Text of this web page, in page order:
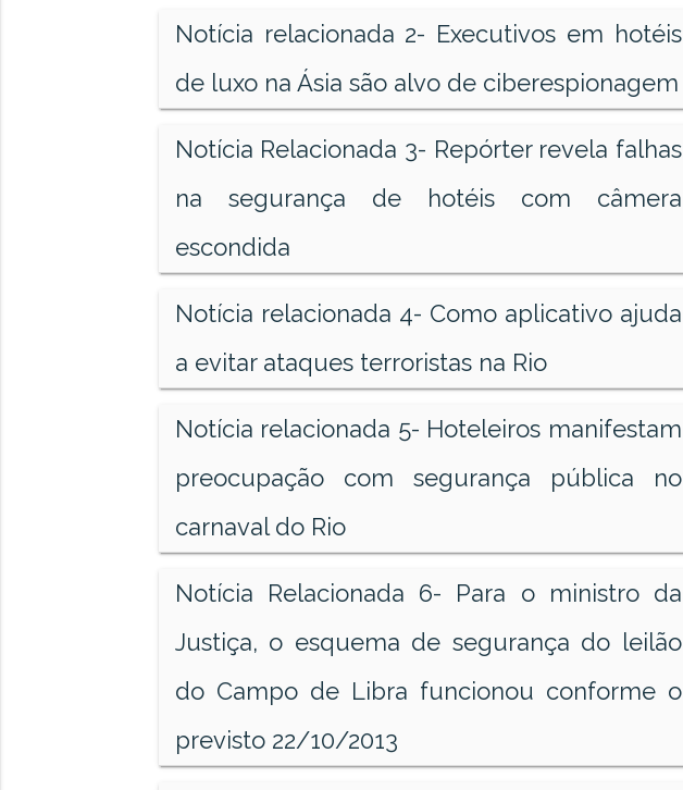
Notícia relacionada 2- Executivos em hotéis
de luxo na Ásia são alvo de ciberespionagem
Notícia Relacionada 3- Repórter revela falhas
na segurança de hotéis com câmera
escondida
Notícia relacionada 4- Como aplicativo ajuda
a evitar ataques terroristas na Rio
Notícia relacionada 5- Hoteleiros manifestam
preocupação com segurança pública no
carnaval do Rio
Notícia Relacionada 6- Para o ministro da
Justiça, o esquema de segurança do leilão
do Campo de Libra funcionou conforme o
previsto 22/10/2013